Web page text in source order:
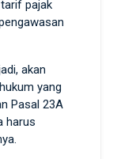
pajak
akan
yang
Pasal 23A
harus